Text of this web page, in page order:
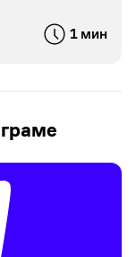
1 мин